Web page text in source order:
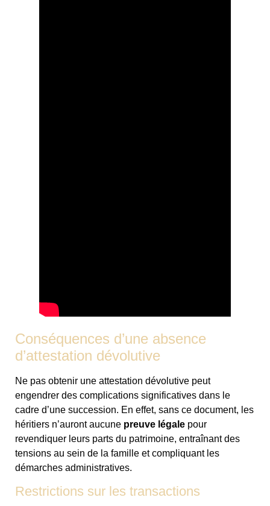
Conséquences d’une absence
d’attestation dévolutive
Ne pas obtenir une attestation dévolutive peut
engendrer des complications significatives dans le
cadre d’une succession. En effet, sans ce document, les
héritiers n’auront aucune preuve légale pour
revendiquer leurs parts du patrimoine, entraînant des
tensions au sein de la famille et compliquant les
démarches administratives.
Restrictions sur les transactions